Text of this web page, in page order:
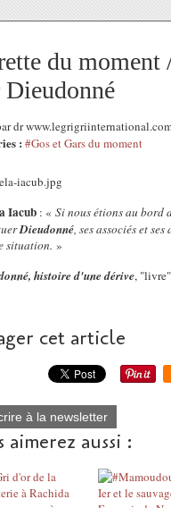
du moment
Dieudonné
dr
: #Gos et Gars du moment
Iacub : « Si nous étions au bord
Dieudonné, ses associés et
situation. »
histoire d'une dérive,
cet article
à la newsletter
aimerez aussi :